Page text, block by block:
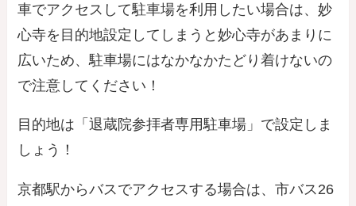
車でアクセスして駐車場を利用したい場合は、妙
心寺を目的地設定してしまうと妙心寺があまりに
広いため、駐車場にはなかなかたどり着けないの
で注意してください！
目的地は「退蔵院参拝者専用駐車場」で設定しま
しょう！
京都駅からバスでアクセスする場合は、市バス26